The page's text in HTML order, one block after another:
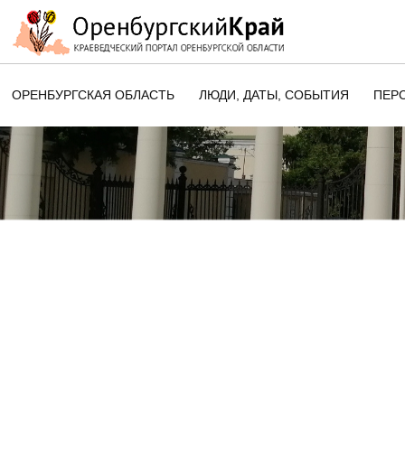
ОРЕНБУРГСКАЯ ОБЛАСТЬ ЛЮДИ, ДАТЫ, CОБЫТИЯ
ЭТОТ ДЕНЬ В ИСТОРИИ
ОРЕНБУРГСКОГО КРАЯ
ПАМЯТНЫЕ ДАТЫ
ОБЛАСТИ